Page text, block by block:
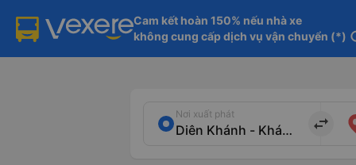
Cam kết hoàn 150% nếu nhà xe
không cung cấp dịch vụ vận chuyển (*)
Nơi xuất phát
import_export